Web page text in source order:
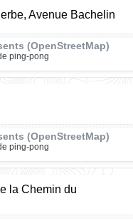
Avenue Bachelin
(OpenStreetMap)
ping-pong
(OpenStreetMap)
ping-pong
la Chemin du